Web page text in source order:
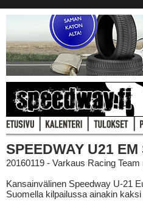
SPEEDWAY U21
20160119 - Varkaus Racing Team
Kansainvälinen Speedway U-21
Suomella kilpailussa ainakin